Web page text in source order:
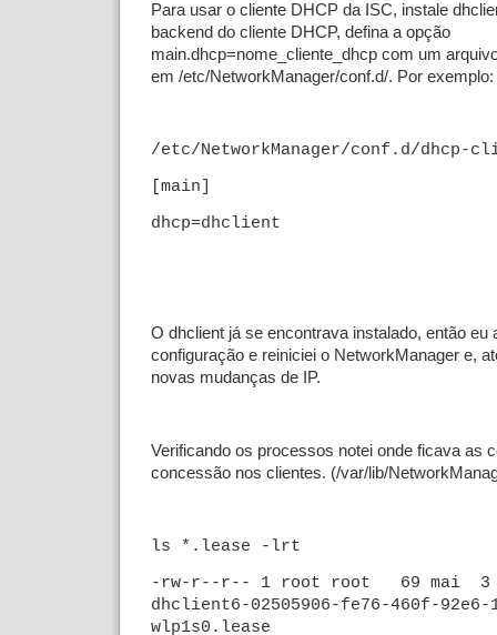
Para usar o cliente DHCP da ISC, instale
backend do cliente DHCP, defina a opção
main.dhcp=nome_cliente_dhcp com um
em /etc/NetworkManager/conf.d/. Por exemplo:
/etc/NetworkManager/conf.d/dhcp-
[main]
dhcp=dhclient
O dhclient já se encontrava instalado, então eu
configuração e reiniciei o NetworkManager e,
novas mudanças de IP.
Verificando os processos notei onde ficava as
concessão nos clientes. (/var/lib/
ls *.lease -lrt
-rw-r--r-- 1 root root 69 mai 3
dhclient6-02505906-fe76-460f-92e6-
wlp1s0.lease